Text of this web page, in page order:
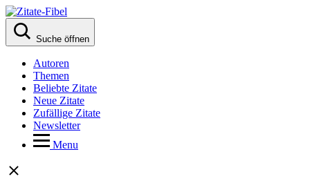
Suche öffnen
Autoren
Themen
Beliebte Zitate
Neue Zitate
Zufällige Zitate
Newsletter
Menu